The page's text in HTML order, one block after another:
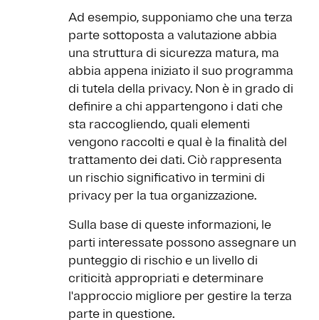
Ad esempio, supponiamo che una terza
parte sottoposta a valutazione abbia
una struttura di sicurezza matura, ma
abbia appena iniziato il suo programma
di tutela della privacy. Non è in grado di
definire a chi appartengono i dati che
sta raccogliendo, quali elementi
vengono raccolti e qual è la finalità del
trattamento dei dati. Ciò rappresenta
un rischio significativo in termini di
privacy per la tua organizzazione.
Sulla base di queste informazioni, le
parti interessate possono assegnare un
punteggio di rischio e un livello di
criticità appropriati e determinare
l'approccio migliore per gestire la terza
parte in questione.